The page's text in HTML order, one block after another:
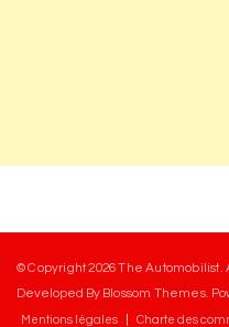
© Copyright 2026The Automobilist.
Developed By Blossom Themes.
Mentions légales Charte des